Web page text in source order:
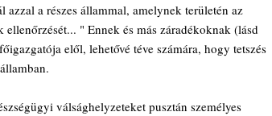
a részes állammal, amelynek területén az
" Ennek és más záradékoknak (lásd
elől, lehetővé téve számára, hogy tetszés
válsághelyzeteket pusztán személyes